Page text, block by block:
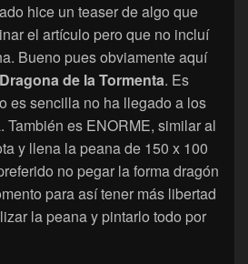
hice un teaser de algo que
el artículo pero que no incluí
Bueno pues obviamente aquí
de la Tormenta. Es
es sencilla no ha llegado a los
También es ENORME, similar al
y llena la peana de 150 x 100
no pegar la forma dragón
para así tener más libertad
la peana y pintarlo todo por